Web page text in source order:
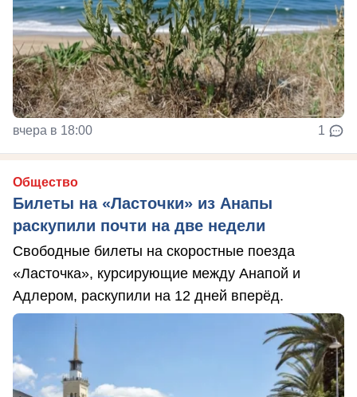
вчера в 18:00 1
Общество
Билеты на «Ласточки» из Анапы
раскупили почти на две недели
Свободные билеты на скоростные поезда
«Ласточка», курсирующие между Анапой и
Адлером, раскупили на 12 дней вперёд.